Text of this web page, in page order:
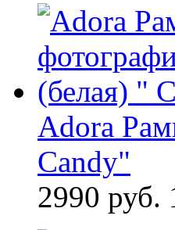
Adora
Candy"
2990 руб.